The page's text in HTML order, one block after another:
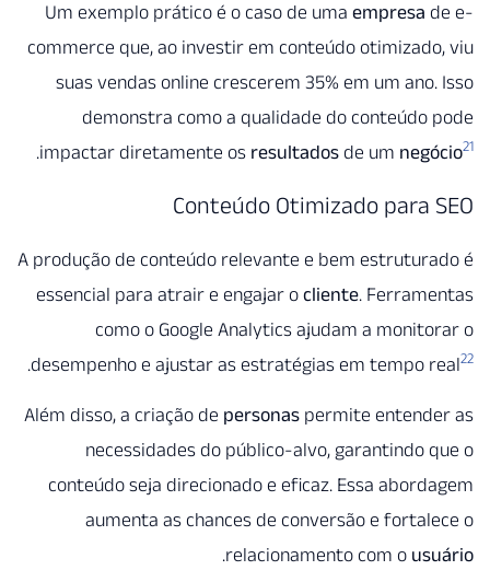
Um exemplo prático é o caso de umaempresa
commerce que, ao investir em conteúdo
suas vendas online crescerem 35% em um
demonstra como a qualidade do
impactar diretamente osresultados de um
.
Conteúdo Otimizado para
A produção de conteúdo relevante e bem
essencial para atrair e engajar o cliente.
como o Google Analytics ajudam a
desempenho e ajustar as estratégias em tempo
.
Além disso, a criação depersonaspermite
necessidades do público-alvo, garantindo
conteúdo seja direcionado e eficaz. Essa
aumenta as chances de conversão e
relacionamento com o
.